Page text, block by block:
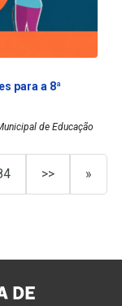
para a 8ª
de Educação
>> »